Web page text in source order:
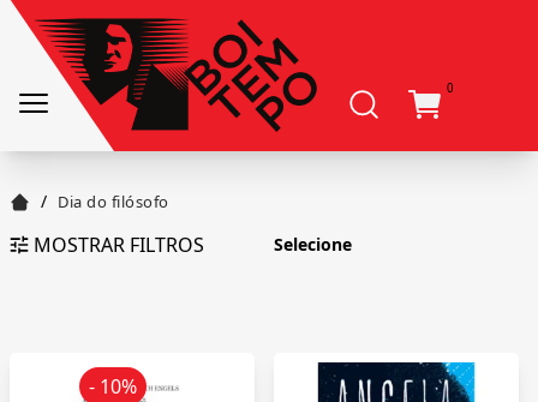
0
/ Dia do filósofo
MOSTRAR FILTROS
- 10%